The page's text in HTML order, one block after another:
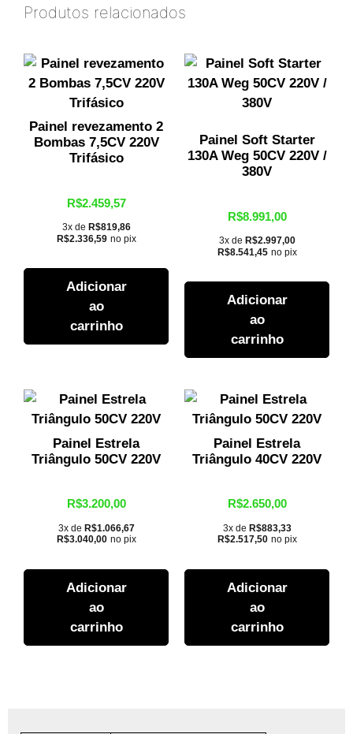
Produtos relacionados
Painel revezamento 2
Bombas 7,5CV 220V
Trifásico
R$2.459,57
3x de R$819,86
R$2.336,59 no pix
Adicionar
ao
carrinho
Painel Soft Starter
130A Weg 50CV 220V /
380V
R$8.991,00
3x de R$2.997,00
R$8.541,45 no pix
Adicionar
ao
carrinho
Painel Estrela
Triângulo 50CV 220V
R$3.200,00
3x de R$1.066,67
R$3.040,00 no pix
Adicionar
ao
carrinho
Painel Estrela
Triângulo 40CV 220V
R$2.650,00
3x de R$883,33
R$2.517,50 no pix
Adicionar
ao
carrinho